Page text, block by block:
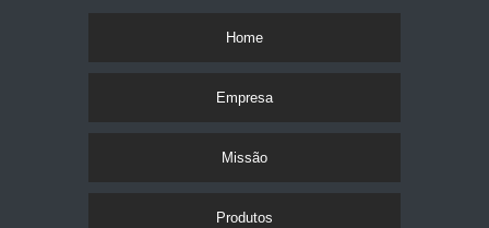
Home
Empresa
Missão
Produtos